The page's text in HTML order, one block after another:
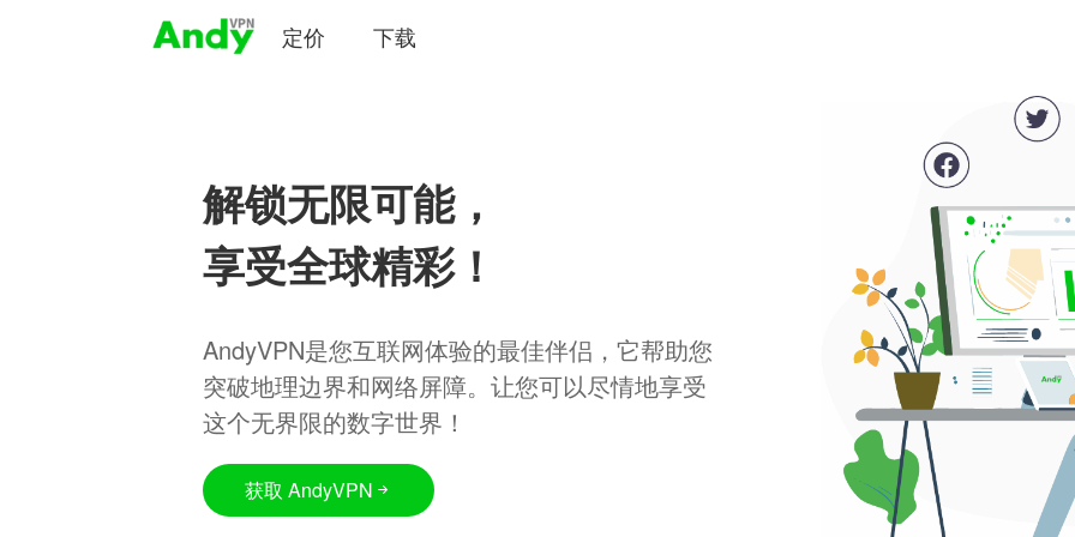
定价 下载
解锁无限可能，
享受全球精彩！
AndyVPN是您互联网体验的最佳伴侣，它帮助您
突破地理边界和网络屏障。让您可以尽情地享受
这个无界限的数字世界！
获取 AndyVPN